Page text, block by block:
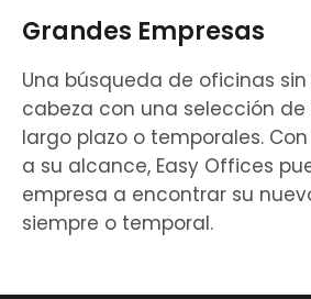
Grandes Empresas
Una búsqueda de oficinas
cabeza con una selección de
largo plazo o temporales.
a su alcance, Easy Offices
empresa a encontrar su
siempre o temporal.